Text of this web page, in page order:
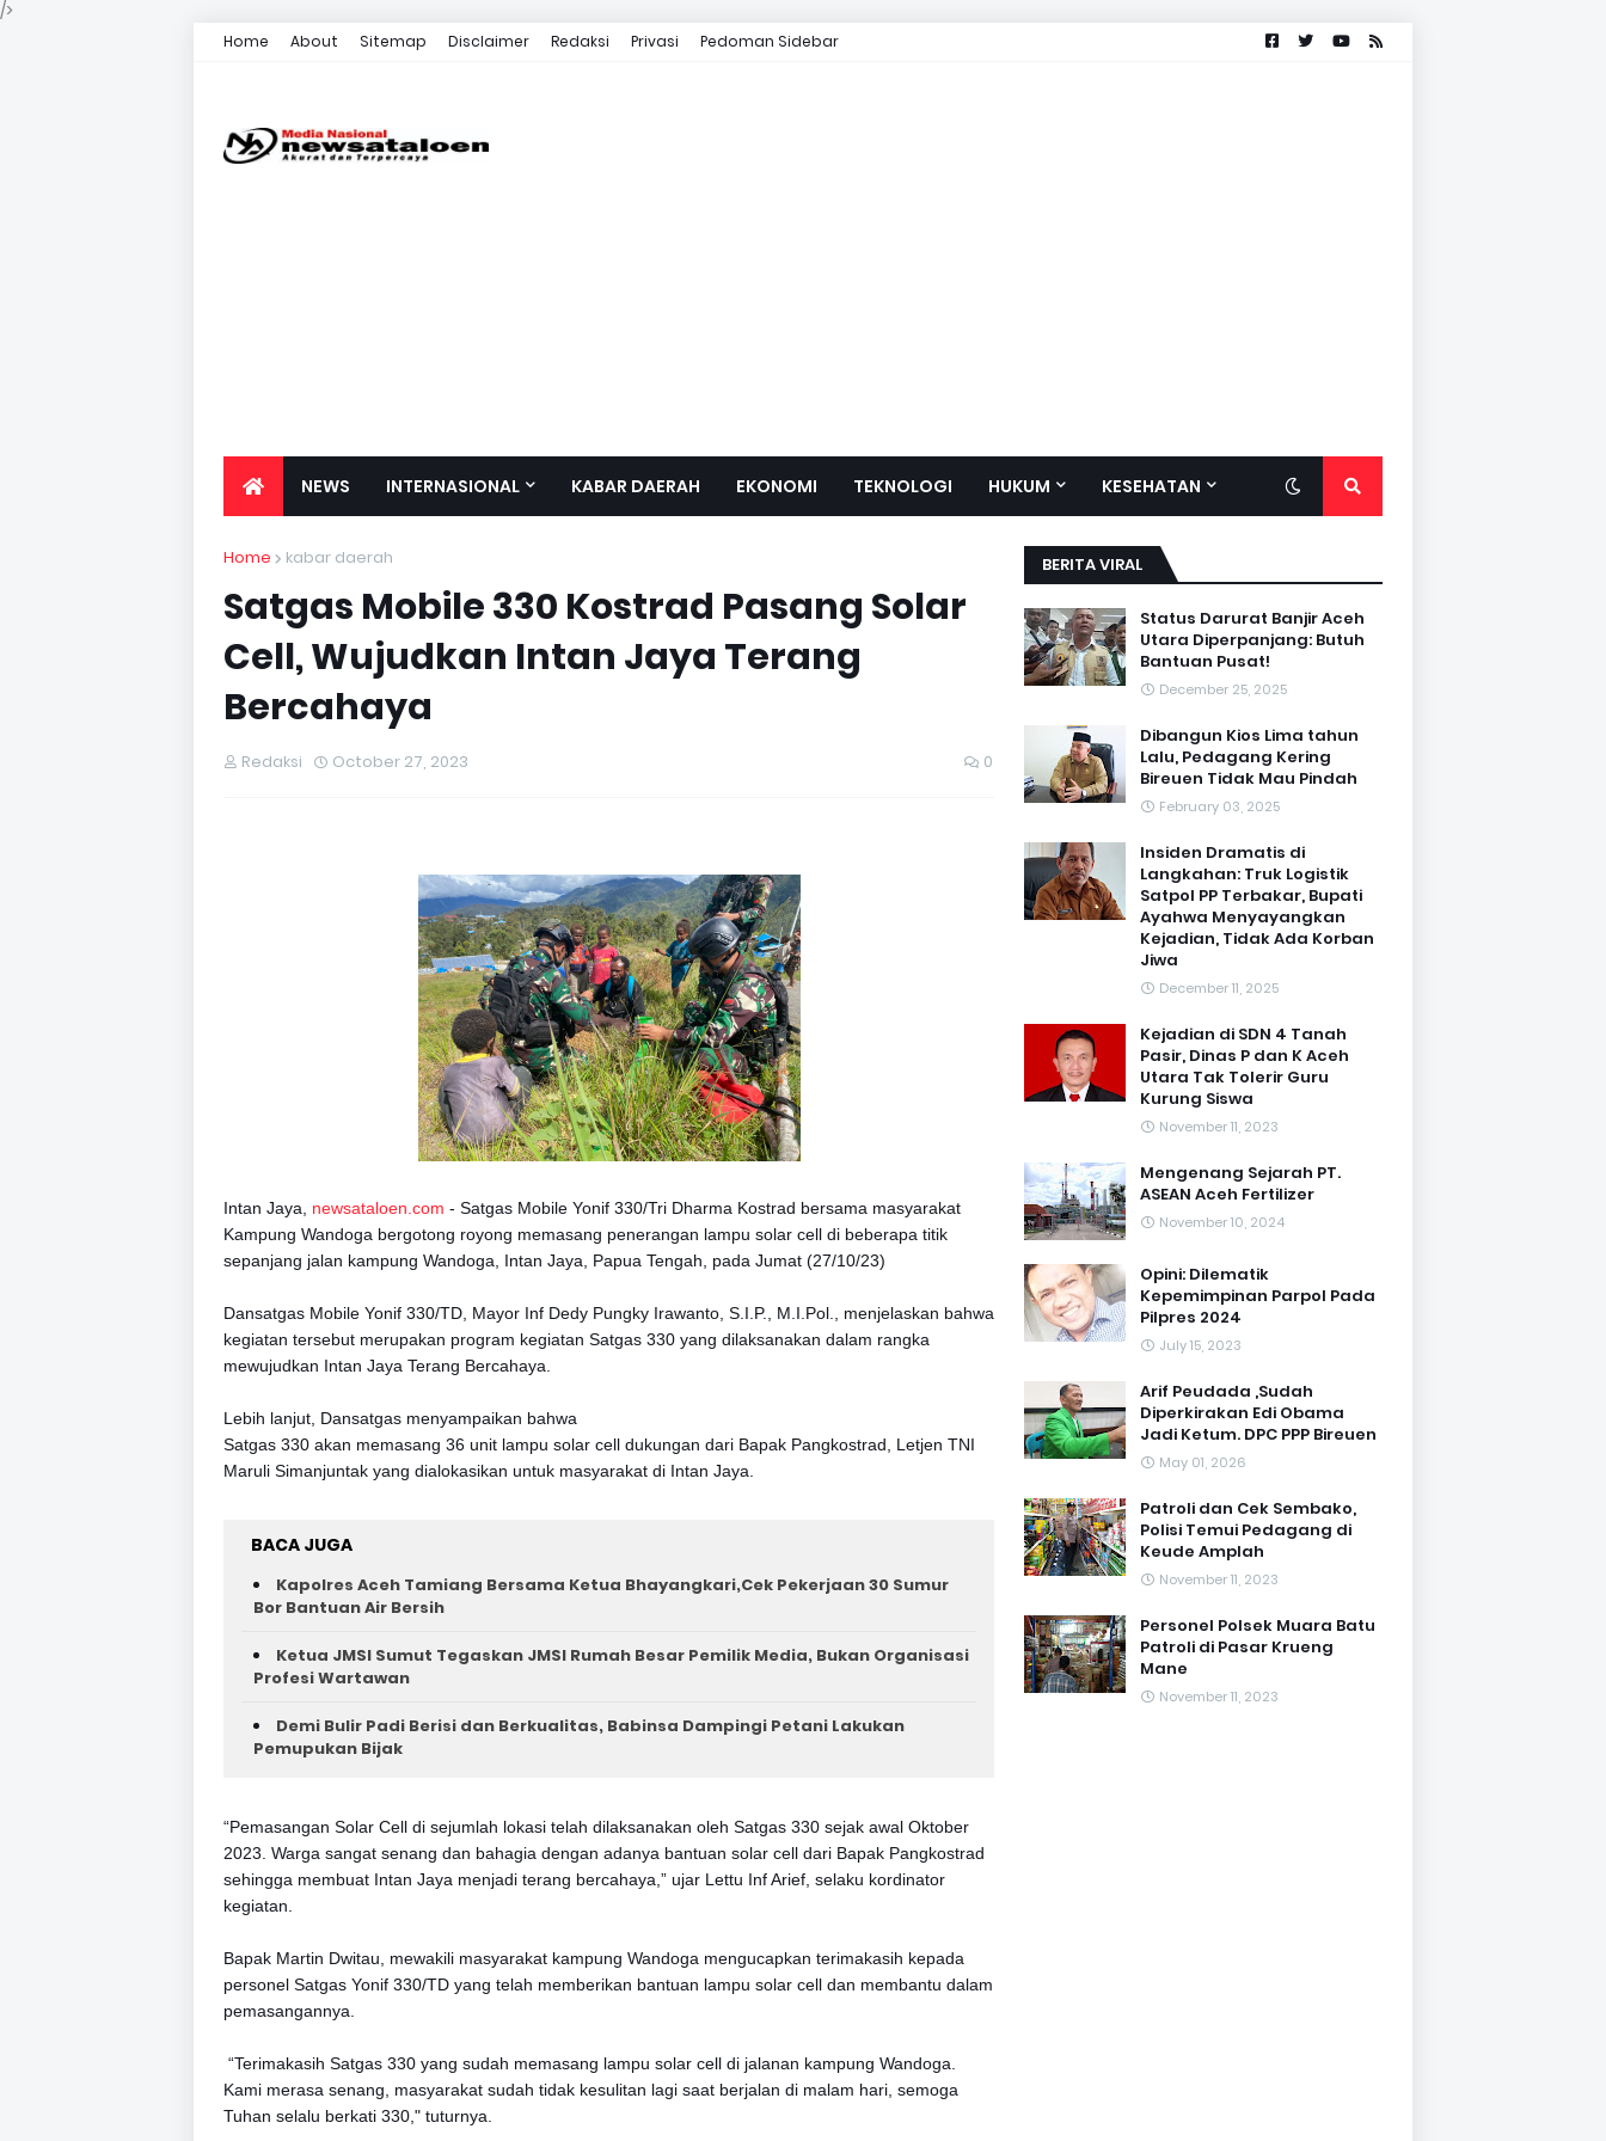
/>
Home About Sitemap Disclaimer Redaksi Privasi Pedoman Sidebar
NEWS INTERNASIONAL KABAR DAERAH EKONOMI TEKNOLOGI HUKUM KESEHATAN
Home kabar daerah
Satgas Mobile 330 Kostrad Pasang Solar
Cell, Wujudkan Intan Jaya Terang
Bercahaya
Redaksi October 27, 2023 0
Intan Jaya, newsataloen.com - Satgas Mobile Yonif 330/Tri Dharma Kostrad bersama masyarakat
Kampung Wandoga bergotong royong memasang penerangan lampu solar cell di beberapa titik
sepanjang jalan kampung Wandoga, Intan Jaya, Papua Tengah, pada Jumat (27/10/23)
Dansatgas Mobile Yonif 330/TD, Mayor Inf Dedy Pungky Irawanto, S.I.P., M.I.Pol., menjelaskan bahwa
kegiatan tersebut merupakan program kegiatan Satgas 330 yang dilaksanakan dalam rangka
mewujudkan Intan Jaya Terang Bercahaya.
Lebih lanjut, Dansatgas menyampaikan bahwa
Satgas 330 akan memasang 36 unit lampu solar cell dukungan dari Bapak Pangkostrad, Letjen TNI
Maruli Simanjuntak yang dialokasikan untuk masyarakat di Intan Jaya.
BACA JUGA
Kapolres Aceh Tamiang Bersama Ketua Bhayangkari,Cek Pekerjaan 30 Sumur
Bor Bantuan Air Bersih
Ketua JMSI Sumut Tegaskan JMSI Rumah Besar Pemilik Media, Bukan Organisasi
Profesi Wartawan
Demi Bulir Padi Berisi dan Berkualitas, Babinsa Dampingi Petani Lakukan
Pemupukan Bijak
“Pemasangan Solar Cell di sejumlah lokasi telah dilaksanakan oleh Satgas 330 sejak awal Oktober
2023. Warga sangat senang dan bahagia dengan adanya bantuan solar cell dari Bapak Pangkostrad
sehingga membuat Intan Jaya menjadi terang bercahaya,” ujar Lettu Inf Arief, selaku kordinator
kegiatan.
Bapak Martin Dwitau, mewakili masyarakat kampung Wandoga mengucapkan terimakasih kepada
personel Satgas Yonif 330/TD yang telah memberikan bantuan lampu solar cell dan membantu dalam
pemasangannya.
“Terimakasih Satgas 330 yang sudah memasang lampu solar cell di jalanan kampung Wandoga.
Kami merasa senang, masyarakat sudah tidak kesulitan lagi saat berjalan di malam hari, semoga
Tuhan selalu berkati 330," tuturnya.
BERITA VIRAL
Status Darurat Banjir Aceh
Utara Diperpanjang: Butuh
Bantuan Pusat!
December 25, 2025
Dibangun Kios Lima tahun
Lalu, Pedagang Kering
Bireuen Tidak Mau Pindah
February 03, 2025
Insiden Dramatis di
Langkahan: Truk Logistik
Satpol PP Terbakar, Bupati
Ayahwa Menyayangkan
Kejadian, Tidak Ada Korban
Jiwa
December 11, 2025
Kejadian di SDN 4 Tanah
Pasir, Dinas P dan K Aceh
Utara Tak Tolerir Guru
Kurung Siswa
November 11, 2023
Mengenang Sejarah PT.
ASEAN Aceh Fertilizer
November 10, 2024
Opini: Dilematik
Kepemimpinan Parpol Pada
Pilpres 2024
July 15, 2023
Arif Peudada ,Sudah
Diperkirakan Edi Obama
Jadi Ketum. DPC PPP Bireuen
May 01, 2026
Patroli dan Cek Sembako,
Polisi Temui Pedagang di
Keude Amplah
November 11, 2023
Personel Polsek Muara Batu
Patroli di Pasar Krueng
Mane
November 11, 2023